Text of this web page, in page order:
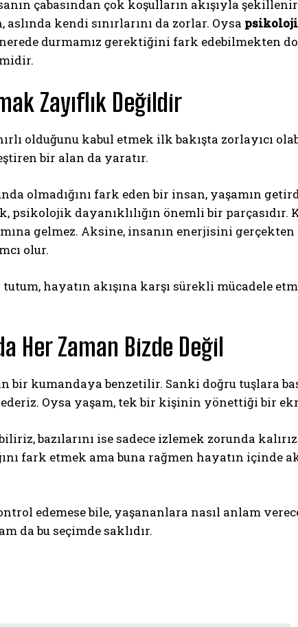
çabasından çok koşulların akışıyla
aslında kendi sınırlarını da zorlar. Oysa
durmamız gerektiğini fark edebilmekten
Zayıflık Değildir
olduğunu kabul etmek ilk bakışta zorlayıcı
bir alan da yaratır.
olmadığını fark eden bir insan, yaşamın
psikolojik dayanıklılığın önemli bir
gelmez. Aksine, insanın enerjisini
olur.
tutum, hayatın akışına karşı sürekli mücadele
Her Zaman Bizde Değil
bir kumandaya benzetilir. Sanki doğru tuşlara
Oysa yaşam, tek bir kişinin yönettiği bir
bazılarını ise sadece izlemek zorunda
fark etmek ama buna rağmen hayatın
edemese bile, yaşananlara nasıl anlam
da bu seçimde saklıdır.